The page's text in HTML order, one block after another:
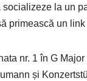
la un
primească un
nr. 1 în G
și